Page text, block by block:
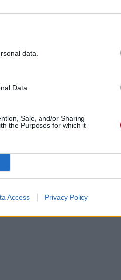
data.
Data.
Sale, and/or Sharing
the Purposes for which it
Access Privacy Policy